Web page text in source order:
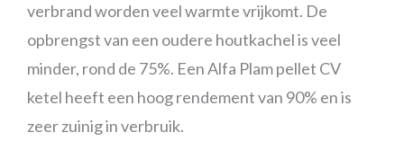
verbrand worden veel warmte vrijkomt. De
opbrengst van een oudere houtkachel is veel
minder, rond de 75%. Een Alfa Plam pellet CV
ketel heeft een hoog rendement van 90% en is
zeer zuinig in verbruik.